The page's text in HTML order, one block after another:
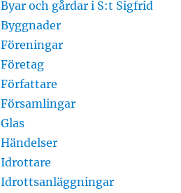
Byar och gårdar i S:t Sigfrid
Byggnader
Föreningar
Företag
Författare
Församlingar
Glas
Händelser
Idrottare
Idrottsanläggningar